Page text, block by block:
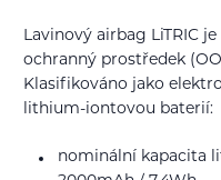
Lavinový airbag LiTRIC
ochranný prostředek
Klasifikováno jako
lithium-iontovou baterií:
nominální kapacita